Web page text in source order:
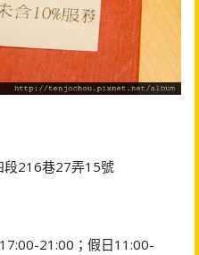
段216巷27弄15號
21:00；假日11:00-